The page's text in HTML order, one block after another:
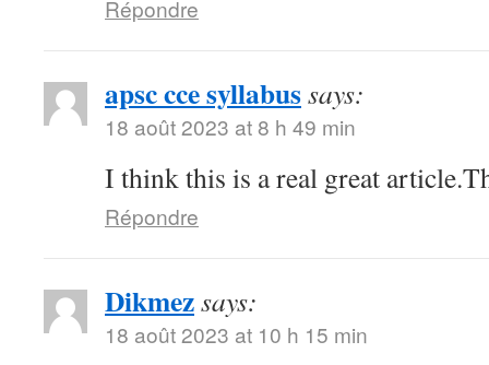
Répondre
apsc cce syllabussays:
18 août 2023 at 8 h 49 min
I think this is a real great
Répondre
Dikmezsays:
18 août 2023 at 10 h 15 min